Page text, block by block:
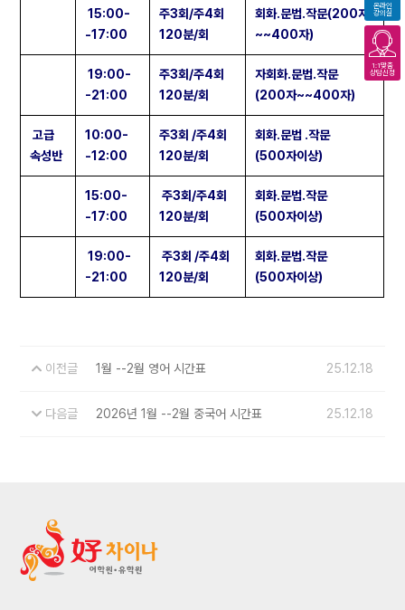
15:00-
-17:00
주3회/주4회
120분/회
회화.문법.작문(200자
~~400자)
19:00-
-21:00
주3회/주4회
120분/회
자회화.문법.작문
(200자~~400자)
고급
속성반
10:00-
-12:00
주3회 /주4회
120분/회
회화.문법 .작문
(500자이상)
15:00-
-17:00
주3회/주4회
120분/회
회화.문법.작문
(500자이상)
19:00-
-21:00
주3회 /주4회
120분/회
회화.문법.작문
(500자이상)
이전글 1월 --2월 영어 시간표 25.12.18
다음글 2026년 1월 --2월 중국어 시간표 25.12.18
온라인
강의실
1:1맞춤
상담신청